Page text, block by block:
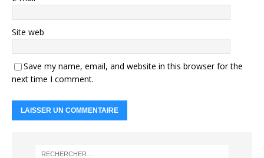
Site web
Save my name, email, and website in this browser for the
next time I comment.